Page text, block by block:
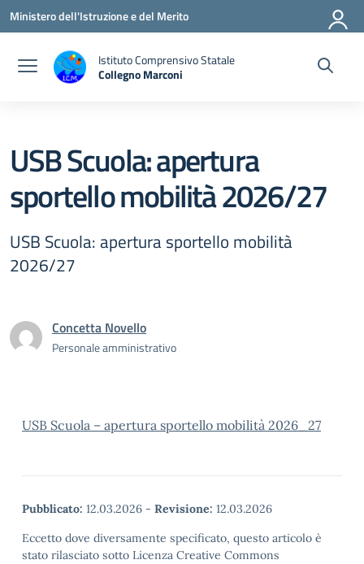
Vai ai contenuti
Vai al menu di navigazione
Vai al footer
Ministero dell'Istruzione e del Merito
Istituto Comprensivo Statale
Collegno Marconi
USB Scuola: apertura
sportello mobilità 2026/27
USB Scuola: apertura sportello mobilità
2026/27
Concetta Novello
Personale amministrativo
USB Scuola – apertura sportello mobilità 2026_27
Pubblicato: 12.03.2026 - Revisione: 12.03.2026
Eccetto dove diversamente specificato, questo articolo è
stato rilasciato sotto Licenza Creative Commons